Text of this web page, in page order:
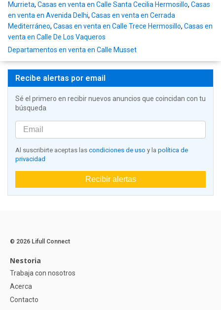
Murrieta, Casas en venta en Calle Santa Cecilia Hermosillo, Casas
en venta en Avenida Delhi, Casas en venta en Cerrada
Mediterráneo, Casas en venta en Calle Trece Hermosillo, Casas en
venta en Calle De Los Vaqueros
Departamentos en venta en Calle Musset
Recibe alertas por email
Sé el primero en recibir nuevos anuncios que coincidan con tu
búsqueda
Al suscribirte aceptas las condiciones de uso y la política de
privacidad
Recibir alertas
© 2026 Lifull Connect
Nestoria
Trabaja con nosotros
Acerca
Contacto